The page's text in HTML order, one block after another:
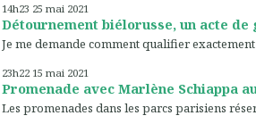
14h23 25 mai 2021
Détournement biélorusse, un acte de
Je me demande comment qualifier
23h22 15 mai 2021
Promenade avec Marlène Schiappa
Les promenades dans les parcs parisiens